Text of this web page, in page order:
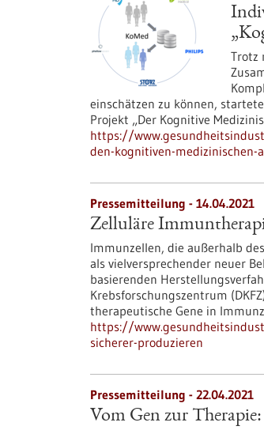
Trotz
einschätzen zu können,
Projekt „Der Kognitive
https://
den-kognitiven-medizinischen-
Pressemitteilung - 14.04.2021
Zelluläre
Immunzellen, die außerhalb
als vielversprechender neuer
basierenden
Krebsforschungszentrum
therapeutische Gene in
https://
sicherer-produzieren
Pressemitteilung - 22.04.2021
Vom Gen zur